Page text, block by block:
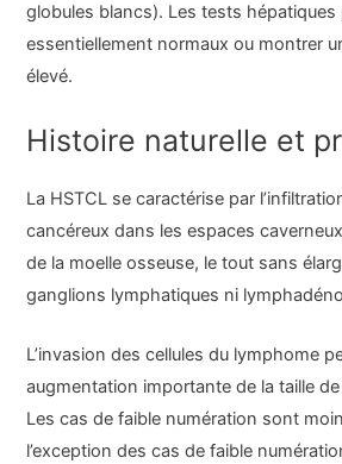
globules blancs). Les tests hépatiques
essentiellement normaux ou montrer
élevé.
Histoire naturelle et
La HSTCL se caractérise par
cancéreux dans les espaces
de la moelle osseuse, le tout sans
ganglions lymphatiques ni
L’invasion des cellules du lymphome
augmentation importante de la taille
Les cas de faible numération sont
l’exception des cas de faible